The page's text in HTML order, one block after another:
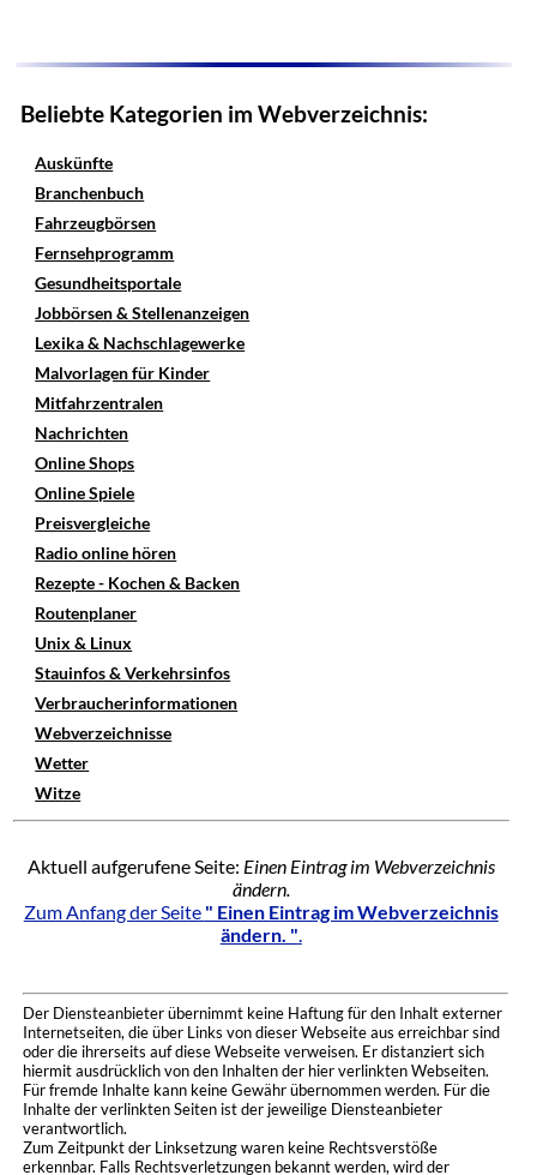
Beliebte Kategorien im Webverzeichnis:
Auskünfte
Branchenbuch
Fahrzeugbörsen
Fernsehprogramm
Gesundheitsportale
Jobbörsen & Stellenanzeigen
Lexika & Nachschlagewerke
Malvorlagen für Kinder
Mitfahrzentralen
Nachrichten
Online Shops
Online Spiele
Preisvergleiche
Radio online hören
Rezepte - Kochen & Backen
Routenplaner
Unix & Linux
Stauinfos & Verkehrsinfos
Verbraucherinformationen
Webverzeichnisse
Wetter
Witze
Aktuell aufgerufene Seite: Einen Eintrag im Webverzeichnis
ändern.
Zum Anfang der Seite " Einen Eintrag im Webverzeichnis
ändern. ".
Der Diensteanbieter übernimmt keine Haftung für den Inhalt externer
Internetseiten, die über Links von dieser Webseite aus erreichbar sind
oder die ihrerseits auf diese Webseite verweisen. Er distanziert sich
hiermit ausdrücklich von den Inhalten der hier verlinkten Webseiten.
Für fremde Inhalte kann keine Gewähr übernommen werden. Für die
Inhalte der verlinkten Seiten ist der jeweilige Diensteanbieter
verantwortlich.
Zum Zeitpunkt der Linksetzung waren keine Rechtsverstöße
erkennbar. Falls Rechtsverletzungen bekannt werden, wird der